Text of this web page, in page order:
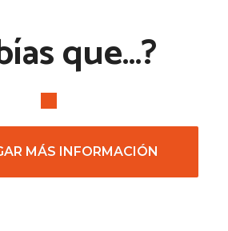
que...?
MÁS INFORMACIÓN